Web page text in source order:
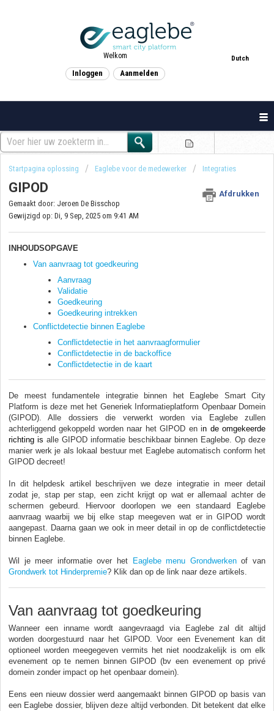
Dutch
Welkom
Inloggen Aanmelden
Startpagina oplossing Eaglebe voor de medewerker Integraties
GIPOD
Afdrukken
Gemaakt door: Jeroen De Bisschop
Gewijzigd op: Di, 9 Sep, 2025 om 9:41 AM
INHOUDSOPGAVE
Van aanvraag tot goedkeuring
Aanvraag
Validatie
Goedkeuring
Goedkeuring intrekken
Conflictdetectie binnen Eaglebe
Conflictdetectie in het aanvraagformulier
Conflictdetectie in de backoffice
Conflictdetectie in de kaart
De meest fundamentele integratie binnen het Eaglebe Smart City
Platform is deze met het Generiek Informatieplatform Openbaar Domein
(GIPOD). Alle dossiers die verwerkt worden via Eaglebe zullen
achterliggend gekoppeld worden naar het GIPOD en in de omgekeerde
richting is alle GIPOD informatie beschikbaar binnen Eaglebe. Op deze
manier werk je als lokaal bestuur met Eaglebe automatisch conform het
GIPOD decreet!
In dit helpdesk artikel beschrijven we deze integratie in meer detail
zodat je, stap per stap, een zicht krijgt op wat er allemaal achter de
schermen gebeurd. Hiervoor doorlopen we een standaard Eaglebe
aanvraag waarbij we bij elke stap meegeven wat er in GIPOD wordt
aangepast. Daarna gaan we ook in meer detail in op de conflictdetectie
binnen Eaglebe.
Wil je meer informatie over het Eaglebe menu Grondwerkenof van
Grondwerk tot Hinderpremie? Klik dan op de link naar deze artikels.
Van aanvraag tot goedkeuring
Wanneer een inname wordt aangevraagd via Eaglebe zal dit altijd
worden doorgestuurd naar het GIPOD. Voor een Evenement kan dit
optioneel worden meegegeven vermits het niet noodzakelijk is om elk
evenement op te nemen binnen GIPOD (bv een evenement op privé
domein zonder impact op het openbaar domein).
Eens een nieuw dossier werd aangemaakt binnen GIPOD op basis van
een Eaglebe dossier, blijven deze altijd verbonden. Dit betekent dat elke